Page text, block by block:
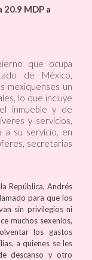
MDP a
que ocupa
de México,
mexiquenses un
lo que incluye
inmueble y de
y servicios,
a su servicio, en
secretarias
República, Andrés
para que los
sin privilegios ni
muchos sexenios,
los gastos
a quienes se les
descanso y otro